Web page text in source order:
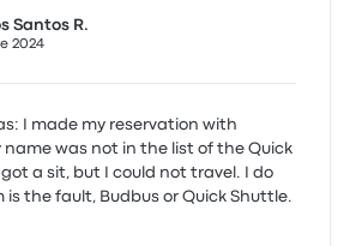
Santos R.
2024
I made my reservation with
name was not in the list of the Quick
a sit, but I could not travel. I do
is the fault, Budbus or Quick Shuttle.